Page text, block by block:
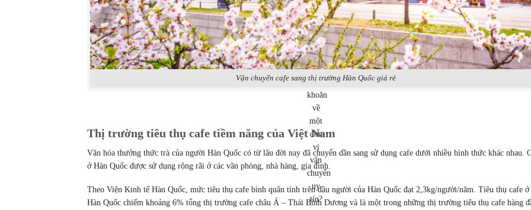
Hàn
Quốc?
Bạn
vẫn
đang
băn
khoăn
về
một
đơn
vị
vận
chuyển
uy
tín?
Vận chuyển cafe sang thị trường Hàn Quốc giá rẻ
Thị trường tiêu thụ cafe tiềm năng của Việt Nam
Văn hóa thưởng thức trà của người Hàn Quốc có từ lâu đời nay đã chuyển dần sang sử dụng cafe dưới nhiều hình thức khác nhau.
ở Hàn Quốc được sử dụng rộng rãi ở các văn phòng, nhà hàng, gia đình.
Theo Viện Kinh tế Hàn Quốc, mức tiêu thụ cafe bình quân tính trên đầu người của Hàn Quốc đạt 2,3kg/người/năm. Tiêu thụ cafe ở
Hàn Quốc chiếm khoảng 6% tổng thị trường cafe châu Á – Thái Bình Dương và là một trong những thị trường tiêu thụ cafe hàng